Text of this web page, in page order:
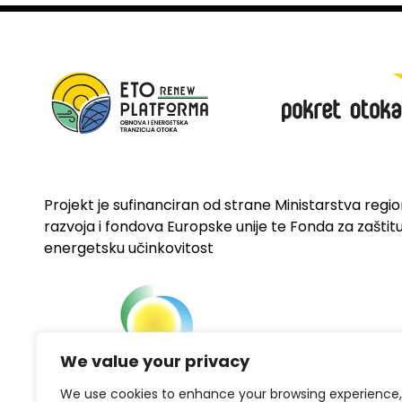
We value your privacy
We use cookies to enhance your browsing experience,
Projekt je sufinanciran od strane Ministarstva
razvoja i fondova Europske unije te Fonda za
energetsku učinkovitost